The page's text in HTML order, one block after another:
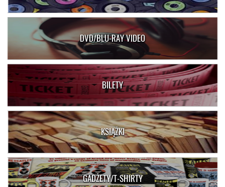
DVD/BLU-RAY VIDEO
BILETY
KSIĄŻKI
GADŻETY/T-SHIRTY